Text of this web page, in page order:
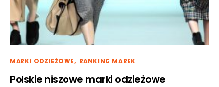
MARKI ODZIEŻOWE RANKING MAREK
Polskie niszowe marki odzieżowe